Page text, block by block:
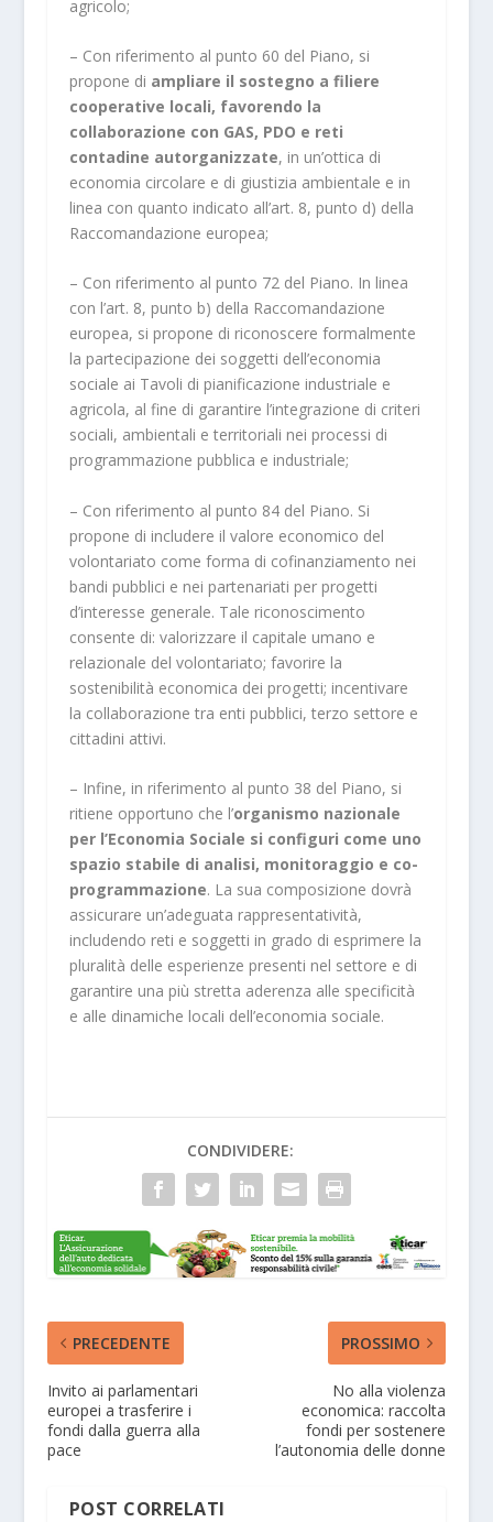
agricolo;
– Con riferimento al punto 60 del Piano, si
propone di ampliare il sostegno a filiere
cooperative locali, favorendo la
collaborazione con GAS, PDO e reti
contadine autorganizzate, in un’ottica di
economia circolare e di giustizia ambientale e in
linea con quanto indicato all’art. 8, punto d) della
Raccomandazione europea;
– Con riferimento al punto 72 del Piano. In linea
con l’art. 8, punto b) della Raccomandazione
europea, si propone di riconoscere formalmente
la partecipazione dei soggetti dell’economia
sociale ai Tavoli di pianificazione industriale e
agricola, al fine di garantire l’integrazione di criteri
sociali, ambientali e territoriali nei processi di
programmazione pubblica e industriale;
– Con riferimento al punto 84 del Piano. Si
propone di includere il valore economico del
volontariato come forma di cofinanziamento nei
bandi pubblici e nei partenariati per progetti
d’interesse generale. Tale riconoscimento
consente di: valorizzare il capitale umano e
relazionale del volontariato; favorire la
sostenibilità economica dei progetti; incentivare
la collaborazione tra enti pubblici, terzo settore e
cittadini attivi.
– Infine, in riferimento al punto 38 del Piano, si
ritiene opportuno che l’organismo nazionale
per l’Economia Sociale si configuri come uno
spazio stabile di analisi, monitoraggio e co-
programmazione. La sua composizione dovrà
assicurare un’adeguata rappresentatività,
includendo reti e soggetti in grado di esprimere la
pluralità delle esperienze presenti nel settore e di
garantire una più stretta aderenza alle specificità
e alle dinamiche locali dell’economia sociale.
CONDIVIDERE:
PRECEDENTE
Invito ai parlamentari
europei a trasferire i
fondi dalla guerra alla
pace
PROSSIMO
No alla violenza
economica: raccolta
fondi per sostenere
l’autonomia delle donne
POST CORRELATI